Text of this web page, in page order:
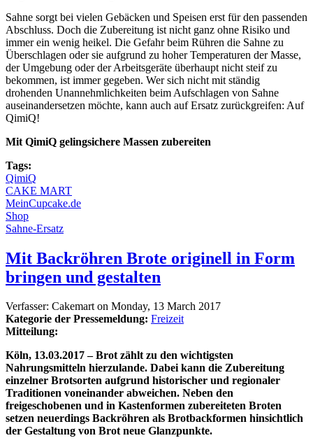
Sahne sorgt bei vielen Gebäcken und Speisen erst für den passenden
Abschluss. Doch die Zubereitung ist nicht ganz ohne Risiko und
immer ein wenig heikel. Die Gefahr beim Rühren die Sahne zu
Überschlagen oder sie aufgrund zu hoher Temperaturen der Masse,
der Umgebung oder der Arbeitsgeräte überhaupt nicht steif zu
bekommen, ist immer gegeben. Wer sich nicht mit ständig
drohenden Unannehmlichkeiten beim Aufschlagen von Sahne
auseinandersetzen möchte, kann auch auf Ersatz zurückgreifen: Auf
QimiQ!
Mit QimiQ gelingsichere Massen zubereiten
Tags:
QimiQ
CAKE MART
MeinCupcake.de
Shop
Sahne-Ersatz
Mit Backröhren Brote originell in Form
bringen und gestalten
Verfasser: Cakemarton Monday, 13 March 2017
Kategorie der Pressemeldung: Freizeit
Mitteilung:
Köln, 13.03.2017 – Brot zählt zu den wichtigsten
Nahrungsmitteln hierzulande. Dabei kann die Zubereitung
einzelner Brotsorten aufgrund historischer und regionaler
Traditionen voneinander abweichen. Neben den
freigeschobenen und in Kastenformen zubereiteten Broten
setzen neuerdings Backröhren als Brotbackformen hinsichtlich
der Gestaltung von Brot neue Glanzpunkte.